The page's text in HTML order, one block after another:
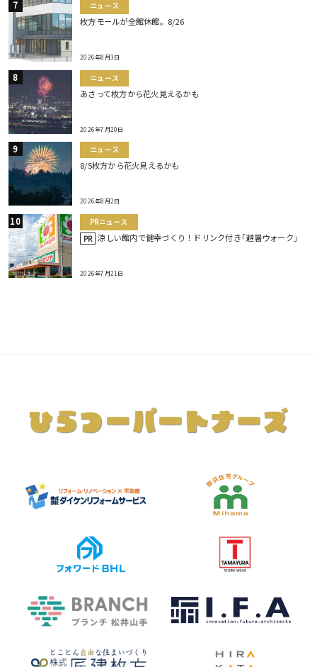
ニュース
枚方モールが全館休館。8/26
2026年8月3日
ニュース
あさって枚方から花火見えるかも
2026年7月20日
ニュース
8/5枚方から花火見えるかも
2026年8月2日
PRニュース
PR 涼しい館内で健幸づくり！ドリンク付き｢避暑ウォーク｣
2026年7月21日